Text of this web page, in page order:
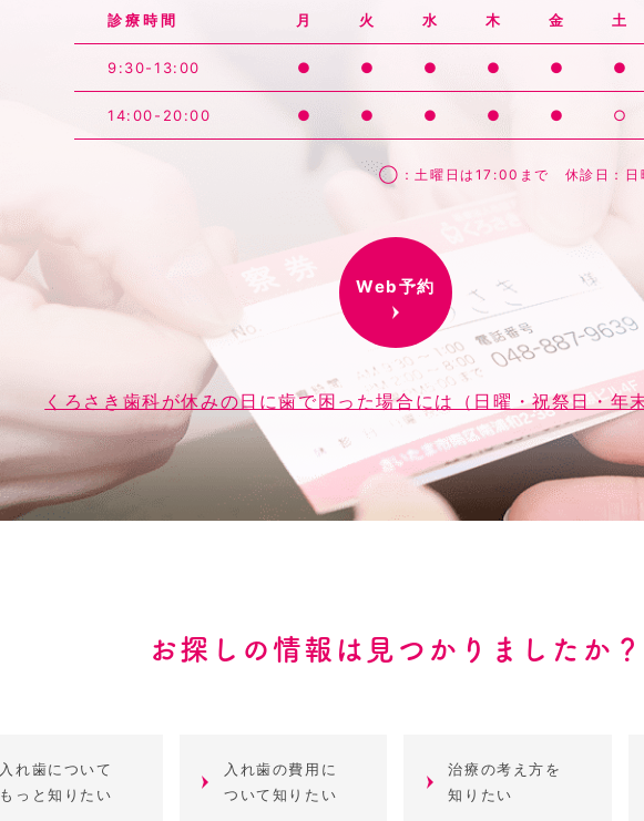
診療時間 月 火 水 木 金 土
9:30-13:00 ● ● ● ● ● ●
14:00-20:00 ● ● ● ● ● ○
◯：土曜日は17:00まで 休診日：日
Web予約
くろさき歯科が休みの日に歯で困った場合には（日曜・祝祭日・年
お探しの情報は見つかりましたか？
入れ歯について
もっと知りたい
入れ歯の費用に
ついて知りたい
治療の考え方を
知りたい